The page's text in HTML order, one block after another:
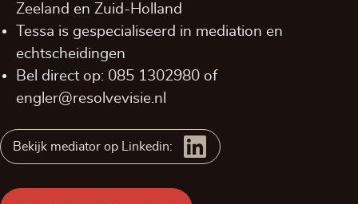
Zeeland en Zuid-Holland
Tessa is gespecialiseerd in mediation en
echtscheidingen
Bel direct op: 085 1302980 of
engler@resolvevisie.nl
Bekijk mediator op Linkedin: